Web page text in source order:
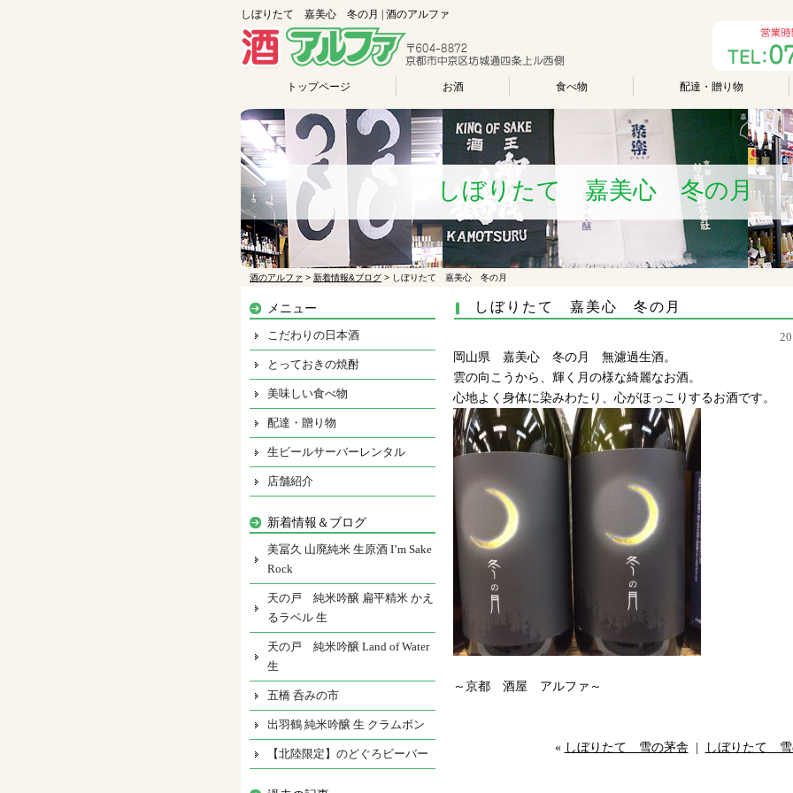
しぼりたて 嘉美心 冬の月 | 酒のアルファ
トップページ お酒 食べ物 配達・贈り物
しぼりたて 嘉美心 冬の月
酒のアルファ > 新着情報&ブログ > しぼりたて 嘉美心 冬の月
しぼりたて 嘉美心 冬の月
岡山県 嘉美心 冬の月 無濾過生酒。
雲の向こうから、輝く月の様な綺麗なお酒。
心地よく身体に染みわたり、心がほっこりするお酒です。
～京都 酒屋 アルファ～
« しぼりたて 雪の茅舎 しぼりたて 雪
メニュー
こだわりの日本酒
とっておきの焼酎
美味しい食べ物
配達・贈り物
生ビールサーバーレンタル
店舗紹介
新着情報＆ブログ
美冨久 山廃純米 生原酒 I’m Sake
Rock
天の戸 純米吟醸 扁平精米 かえ
るラベル 生
天の戸 純米吟醸 Land of Water
生
五橋 呑みの市
出羽鶴 純米吟醸 生 クラムボン
【北陸限定】のどぐろビーバー